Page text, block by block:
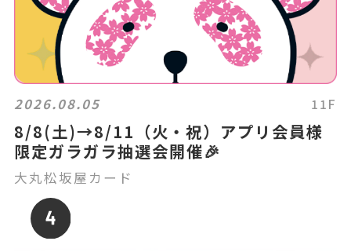
2026.08.05 11F
8/8(土)→8/11（火・祝）アプリ会員様
限定ガラガラ抽選会開催🎉
大丸松坂屋カード